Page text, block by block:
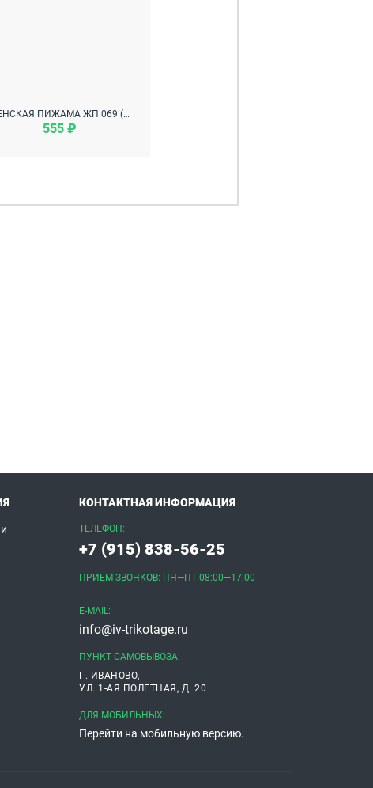
ЖЕНСКАЯ ПИЖАМА ЖП 069 (МИШКИ НА ГОРЧИЧНОМ)
555 ₽
КОНТАКТНАЯ ИНФОРМАЦИЯ
ТЕЛЕФОН:
+7 (915) 838-56-25
ПРИЕМ ЗВОНКОВ: ПН—ПТ 08:00—17:00
E-MAIL:
info@iv-trikotage.ru
ПУНКТ САМОВЫВОЗА:
Г. ИВАНОВО,
УЛ. 1-АЯ ПОЛЕТНАЯ, Д. 20
ДЛЯ МОБИЛЬНЫХ:
Перейти на мобильную версию.